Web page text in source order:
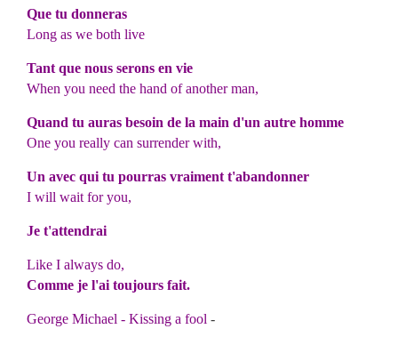
Que tu donneras
Long as we both live
Tant que nous serons en vie
When you need the hand of another man,
Quand tu auras besoin de la main d'un autre homme
One you really can surrender with,
Un avec qui tu pourras vraiment t'abandonner
I will wait for you,
Je t'attendrai
Like I always do,
Comme je l'ai toujours fait.
George Michael - Kissing a fool -